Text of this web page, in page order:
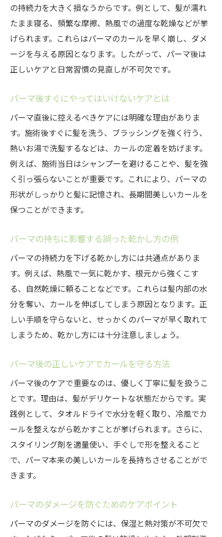
の持続力を大きく損なうからです。例として、髪が濡れ
たまま寝る、頻繁な摩擦、熱風での過度な乾燥などが挙
げられます。これらはパーマのカールを早く崩し、ダメ
ージを与える原因となります。したがって、パーマ後は
正しいケアと日常習慣の見直しが不可欠です。
パーマ後すぐにやってはいけないケアとは
パーマ直後に控えるべきケアには明確な理由がありま
す。施術後すぐに髪を洗う、ブラッシングを強く行う、
熱いお湯で洗髪するなどは、カールの定着を妨げます。
例えば、施術当日はシャンプーを避けることや、髪を強
く引っ張らないことが重要です。これにより、パーマの
形状がしっかりと髪に記憶され、長期間美しいカールを
保つことができます。
パーマの持ちに影響する誤った乾かし方の例
パーマの持続力を下げる乾かし方には共通点がありま
す。例えば、熱風で一気に乾かす、根元から強くこす
る、自然乾燥に頼ることなどです。これらは髪内部の水
分を奪い、カールを伸ばしてしまう原因となります。正
しい手順を守らないと、せっかくのパーマが早く取れて
しまうため、乾かし方には十分注意しましょう。
パーマ後の正しいケアでカールを守る方法
パーマ後のケアで重要なのは、優しく丁寧に髪を扱うこ
とです。理由は、髪がデリケートな状態だからです。実
践例として、タオルドライで水分を軽く取り、冷風でカ
ールを整えながら乾かすことが挙げられます。さらに、
スタイリング剤を適量使い、手ぐしで形を整えること
で、パーマ本来の美しいカールを長持ちさせることがで
きます。
パーマのダメージを防ぐためのケアポイント
パーマのダメージを防ぐには、保湿と熱対策が不可欠で